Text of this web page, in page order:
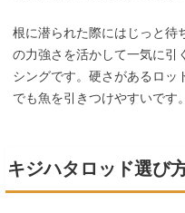
根に潜られた際にはじっと待
の力強さを活かして一気に引
シングです。硬さがあるロッ
でも魚を引きつけやすいです。
キジハタロッド選び